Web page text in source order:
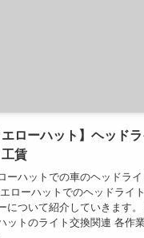
エローハット】ヘッド
賃
ーハットでの車のヘッドラ
ローハットでのヘッドライ
について紹介していきます
ットのライト交換関連 各作